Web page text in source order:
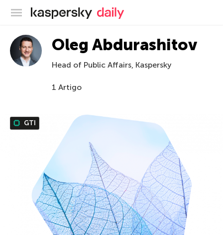
Blog oficial da Kaspersky
Oleg Abdurashitov
Head of Public Affairs, Kaspersky
1 Artigo
GTI